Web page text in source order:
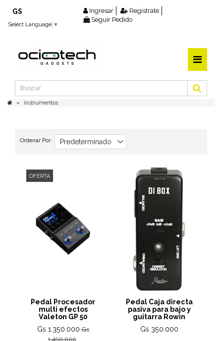
GS
Select Language ▼
Ingresar
Registrate
Seguir Pedido
instrumentos
Ordenar Por:
OFERTA
Pedal Procesador
multi efectos
Valeton GP 50
Gs 1.350.000 Gs
1.400.000
Pedal Caja directa
pasiva para bajo y
guitarra Rowin
Gs 350.000